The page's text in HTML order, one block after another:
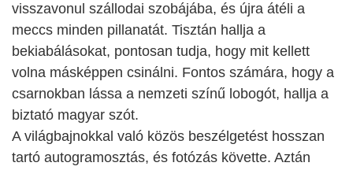
visszavonul szállodai szobájába, és újra átéli a
meccs minden pillanatát. Tisztán hallja a
bekiabálásokat, pontosan tudja, hogy mit kellett
volna másképpen csinálni. Fontos számára, hogy a
csarnokban lássa a nemzeti színű lobogót, hallja a
biztató magyar szót.
A világbajnokkal való közös beszélgetést hosszan
tartó autogramosztás, és fotózás követte. Aztán